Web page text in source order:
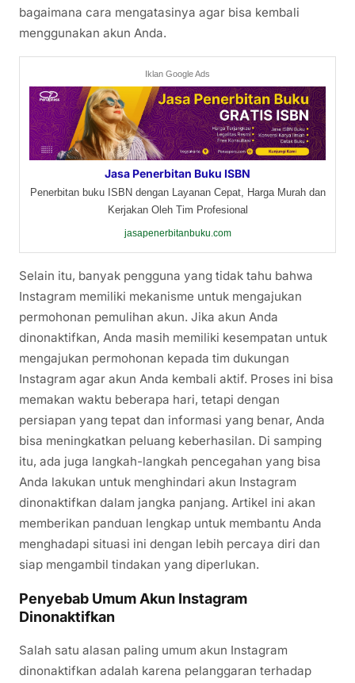
bagaimana cara mengatasinya agar bisa kembali
menggunakan akun Anda.
Iklan Google Ads
Jasa Penerbitan Buku ISBN
Penerbitan buku ISBN dengan Layanan Cepat, Harga Murah dan
Kerjakan Oleh Tim Profesional
jasapenerbitanbuku.com
Selain itu, banyak pengguna yang tidak tahu bahwa
Instagram memiliki mekanisme untuk mengajukan
permohonan pemulihan akun. Jika akun Anda
dinonaktifkan, Anda masih memiliki kesempatan untuk
mengajukan permohonan kepada tim dukungan
Instagram agar akun Anda kembali aktif. Proses ini bisa
memakan waktu beberapa hari, tetapi dengan
persiapan yang tepat dan informasi yang benar, Anda
bisa meningkatkan peluang keberhasilan. Di samping
itu, ada juga langkah-langkah pencegahan yang bisa
Anda lakukan untuk menghindari akun Instagram
dinonaktifkan dalam jangka panjang. Artikel ini akan
memberikan panduan lengkap untuk membantu Anda
menghadapi situasi ini dengan lebih percaya diri dan
siap mengambil tindakan yang diperlukan.
Penyebab Umum Akun Instagram
Dinonaktifkan
Salah satu alasan paling umum akun Instagram
dinonaktifkan adalah karena pelanggaran terhadap